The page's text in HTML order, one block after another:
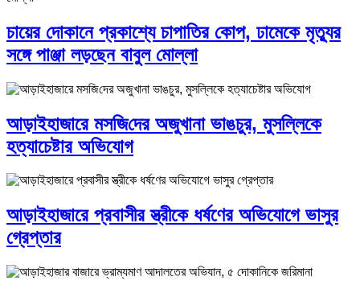
চায়ের দোকানে প্রকাশ্যে চাপাতির কোপ, ঢামেকে মৃত্যুর
সঙ্গে পাঞ্জা লড়ছেন বাবুল মোল্লা
আড়াইহাজারে মস‌জি‌দের অজুখানা ভাঙচুর, মুসল্লিকে
হত্যাচেষ্টার অভিযোগ
আড়াইহাজারে প্রবাসীর স্ত্রীকে ধর্ষণের অভিযোগে ভাসুর
গ্রেপ্তার